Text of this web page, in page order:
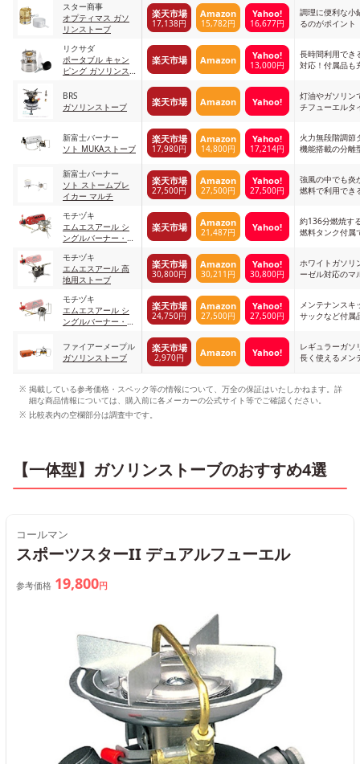
スター商事
オプティマス ガソ
リンストーブ
楽天市場
17,138円
Amazon
15,782円
Yahoo!
16,677円
調理に便利な小
るのがポイント
リクサダ
ポータブル キャン
ピング ガソリンス
楽天市場 Amazon Yahoo!
13,000円
長時間利用でき
対応！付属品も
BRS
ガソリンストーブ
楽天市場 Amazon Yahoo!
灯油やガソリン
チフューエルタ
新富士バーナー
ソト MUKAストーブ
楽天市場
17,980円
Amazon
14,800円
Yahoo!
17,214円
火力無段階調節
機能搭載の分離
新富士バーナー
ソト ストームブレ
イカー マルチ
楽天市場
27,500円
Amazon
27,500円
Yahoo!
27,500円
強風の中でも炎
燃料で利用でき
モチヅキ
エムエスアール シ
ングルバーナー・ス
ライト
楽天市場 Amazon
21,487円 Yahoo!
約136分燃焼す
燃料タンク付属
モチヅキ
エムエスアール 高
地用ストーブ
楽天市場
30,800円
Amazon
30,211円
Yahoo!
30,800円
ホワイトガソリ
ーゼル対応のマ
モチヅキ
エムエスアール シ
ングルバーナー・ス
ライ
楽天市場
24,750円
Amazon
27,500円
Yahoo!
27,500円
メンテナンスキ
サックなど付属
ファイアーメープル
ガソリンストーブ
楽天市場
2,970円 Amazon Yahoo!
レギュラーガソ
長く使えるメン
掲載している参考価格・スペック等の情報について、万全の保証はいたしかねます。詳
細な商品情報については、購入前に各メーカーの公式サイト等でご確認ください。
比較表内の空欄部分は調査中です。
【一体型】ガソリンストーブのおすすめ4選
コールマン
スポーツスターII デュアルフューエル
参考価格 19,800円